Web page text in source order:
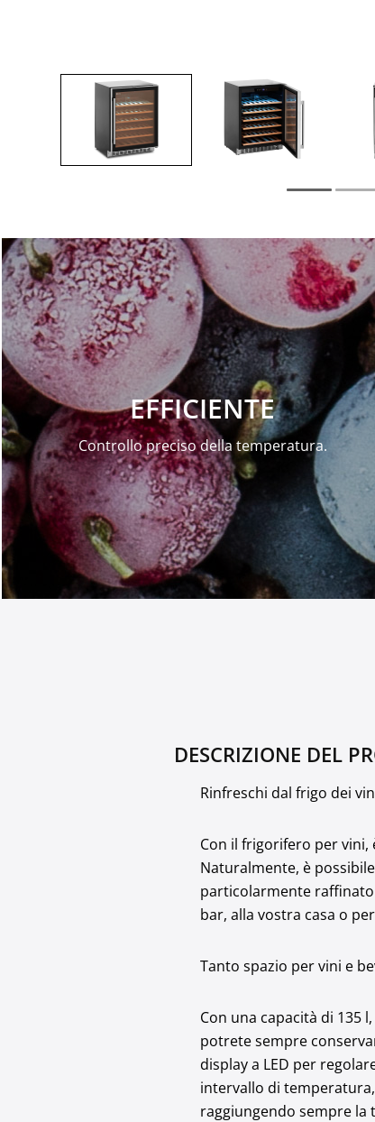
EFFICIENTE
Controllo preciso della temperatura.
DESCRIZIONE DEL
Rinfreschi dal frigo dei
Con il frigorifero per
Naturalmente, è
particolarmente
bar, alla vostra casa o
Tanto spazio per vini e
Con una capacità di 135
potrete sempre
display a LED per
intervallo di
raggiungendo sempre